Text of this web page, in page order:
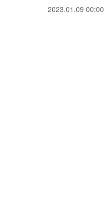
2023.01.09 00:00